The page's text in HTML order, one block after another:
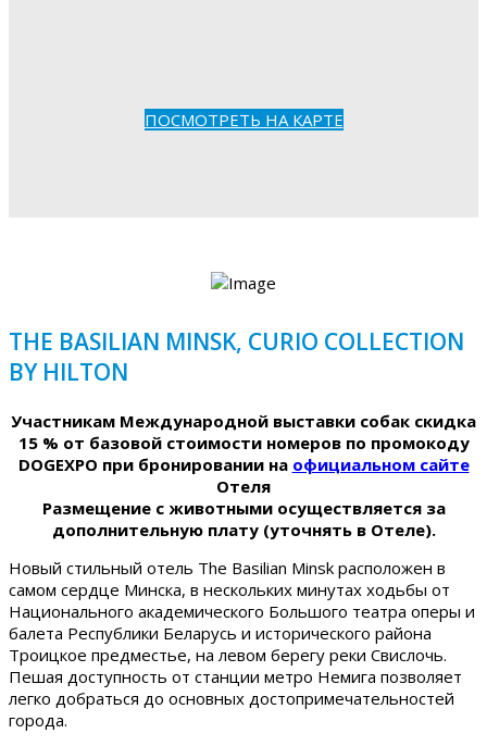
ПОСМОТРЕТЬ НА КАРТЕ
THE BASILIAN MINSK, CURIO COLLECTION
BY HILTON
Участникам Международной выставки собак скидка
15 % от базовой стоимости номеров по промокоду
DOGEXPO при бронировании на официальном сайте
Отеля
Размещение с животными осуществляется за
дополнительную плату (уточнять в Отеле).
Новый стильный отель The Basilian Minsk расположен в
самом сердце Минска, в нескольких минутах ходьбы от
Национального академического Большого театра оперы и
балета Республики Беларусь и исторического района
Троицкое предместье, на левом берегу реки Свислочь.
Пешая доступность от станции метро Немига позволяет
легко добраться до основных достопримечательностей
города.